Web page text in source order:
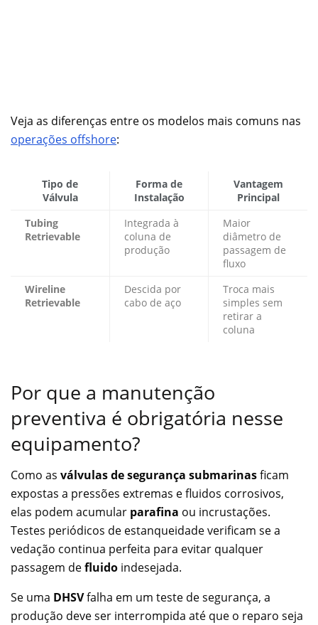
Veja as diferenças entre os modelos mais comuns nas
operações offshore:
Tipo de
Válvula
Forma de
Instalação
Vantagem
Principal
Tubing
Retrievable
Integrada à
coluna de
produção
Maior
diâmetro de
passagem de
fluxo
Wireline
Retrievable
Descida por
cabo de aço
Troca mais
simples sem
retirar a
coluna
Por que a manutenção
preventiva é obrigatória nesse
equipamento?
Como as válvulas de segurança submarinasficam
expostas a pressões extremas e fluidos corrosivos,
elas podem acumular parafina ou incrustações.
Testes periódicos de estanqueidade verificam se a
vedação continua perfeita para evitar qualquer
passagem defluido indesejada.
Se uma DHSVfalha em um teste de segurança, a
produção deve ser interrompida até que o reparo seja